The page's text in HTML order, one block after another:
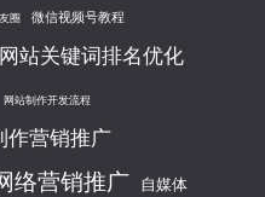
圈 微信视频号教程
网站关键词排名优化
网站制作开发流程
作营销推广
络营销推广 自媒体